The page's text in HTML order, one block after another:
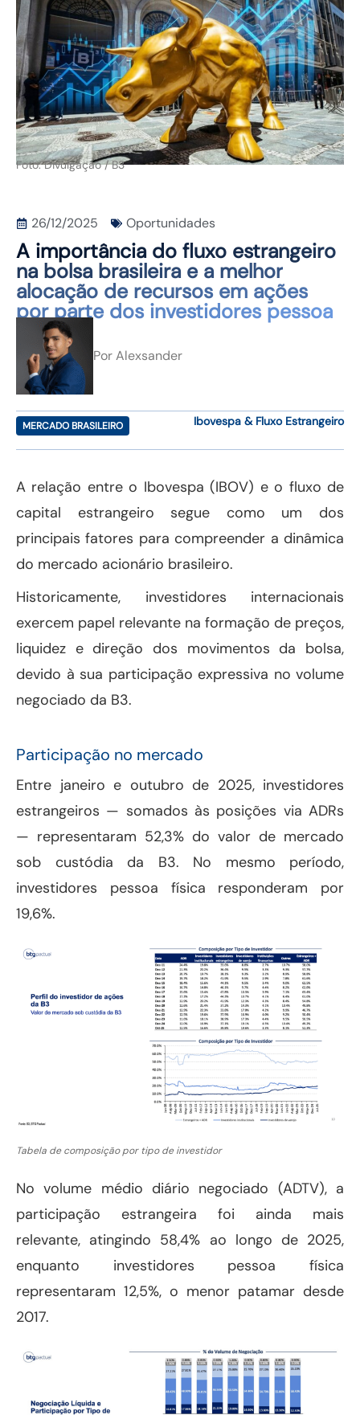
Foto: Divulgação / B3
26/12/2025 Oportunidades
A importância do fluxo estrangeiro
na bolsa brasileira e a melhor
alocação de recursos em ações
por parte dos investidores pessoa
física.
PorAlexsander
MERCADO BRASILEIRO Ibovespa & Fluxo Estrangeiro
A relação entre o Ibovespa (IBOV) e o fluxo de
capital estrangeiro segue como um dos
principais fatores para compreender a dinâmica
do mercado acionário brasileiro.
Historicamente, investidores internacionais
exercem papel relevante na formação de preços,
liquidez e direção dos movimentos da bolsa,
devido à sua participação expressiva no volume
negociado da B3.
Participação no mercado
Entre janeiro e outubro de 2025, investidores
estrangeiros — somados às posições via ADRs
— representaram 52,3% do valor de mercado
sob custódia da B3. No mesmo período,
investidores pessoa física responderam por
19,6%.
Tabela de composição por tipo de investidor
No volume médio diário negociado (ADTV), a
participação estrangeira foi ainda mais
relevante, atingindo 58,4% ao longo de 2025,
enquanto investidores pessoa física
representaram 12,5%, o menor patamar desde
2017.